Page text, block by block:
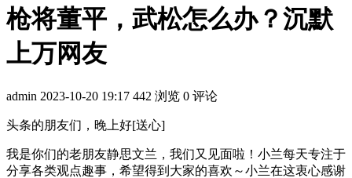
枪将董平，武松怎么办？沉默
上万网友
admin 2023-10-20 19:17 442 浏览 0 评论
头条的朋友们，晚上好[送心]
我是你们的老朋友静思文兰，我们又见面啦！小兰每天专注于
分享各类观点趣事，希望得到大家的喜欢～小兰在这衷心感谢